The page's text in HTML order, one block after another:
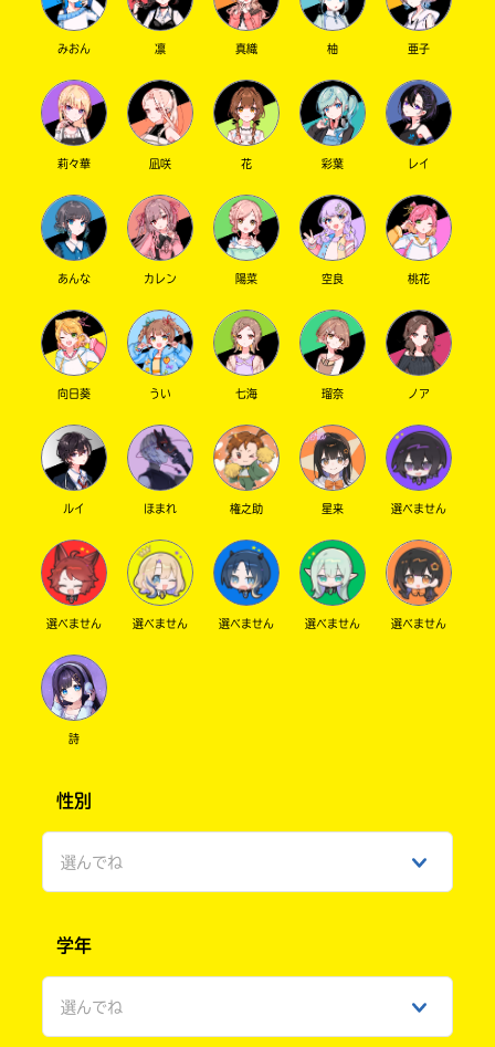
みおん 凛 真織 柚 亜子
莉々華 凪咲 花 彩葉 レイ
あんな カレン 陽菜 空良 桃花
向日葵 うい 七海 瑠奈 ノア
ルイ ほまれ 権之助 星来 選べません
選べません 選べません 選べません 選べません 選べません
詩
性別
選んでね
ひみつ
学年
選んでね